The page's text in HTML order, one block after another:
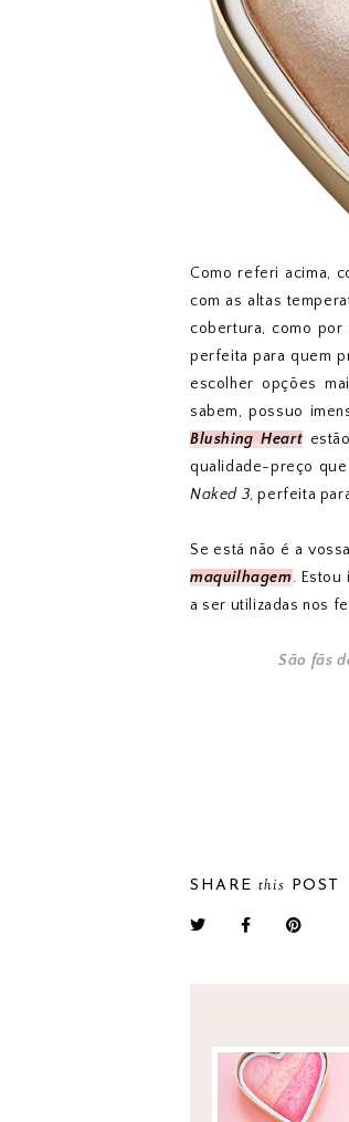
Como referi acima,
com as altas
cobertura, como por
perfeita para quem
escolher opções
sabem, possuo
Blushing Heart
qualidade-preço
Naked 3, perfeita
Se está não é a
maquilhagem. Estou
a ser utilizadas nos
São fãs
SHARE this POST